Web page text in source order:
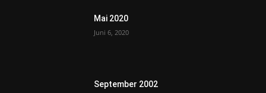
Mai 2020
Juni 6, 2020
September 2002